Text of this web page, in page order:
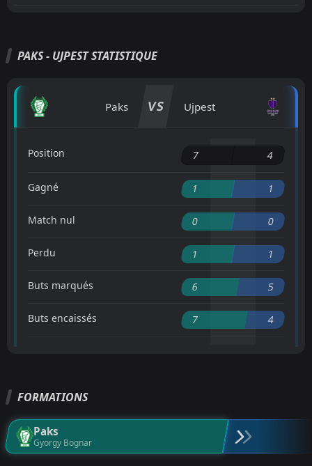
PAKS - UJPEST STATISTIQUE
Paks VS Ujpest
Position 7 4
Gagné 1 1
Match nul 0 0
Perdu 1 1
Buts marqués 6 5
Buts encaissés 7 4
FORMATIONS
Paks
Gyorgy Bognar